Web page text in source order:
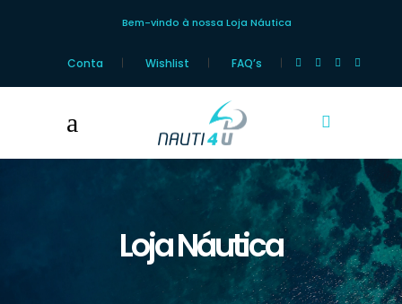
Bem-vindo à nossa Loja Náutica
Conta Wishlist FAQ’s
Loja Náutica